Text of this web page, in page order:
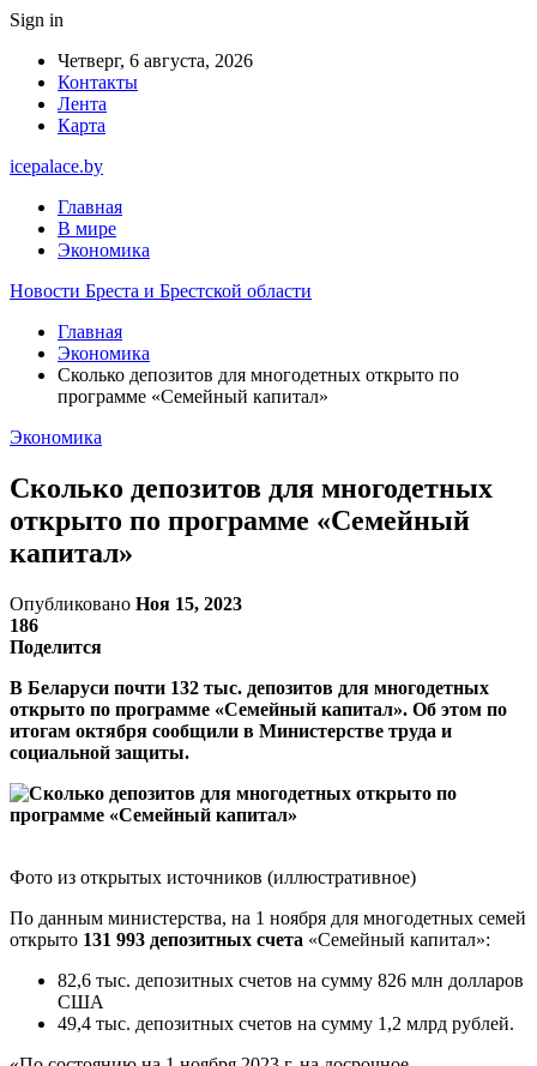
Sign in
Четверг, 6 августа, 2026
Контакты
Лента
Карта
icepalace.by
Главная
В мире
Экономика
Новости Бреста и Брестской области
Главная
Экономика
Сколько депозитов для многодетных открыто по
программе «Семейный капитал»
Экономика
Сколько депозитов для многодетных
открыто по программе «Семейный
капитал»
Опубликовано Ноя 15, 2023
186
Поделится
В Беларуси почти 132 тыс. депозитов для многодетных
открыто по программе «Семейный капитал». Об этом по
итогам октября сообщили в Министерстве труда и
социальной защиты.
Фото из открытых источников (иллюстративное)
По данным министерства, на 1 ноября для многодетных семей
открыто 131 993 депозитных счета «Семейный капитал»:
82,6 тыс. депозитных счетов на сумму 826 млн долларов
США
49,4 тыс. депозитных счетов на сумму 1,2 млрд рублей.